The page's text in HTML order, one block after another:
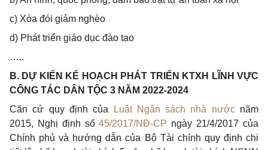
c) Xóa đói giảm nghèo
d) Phát triển giáo dục đào tạo
…..
B. DỰ KIẾN KẾ HOẠCH PHÁT TRIỂN KTXH LĨNH VỰC
CÔNG TÁC DÂN TỘC 3 NĂM 2022-2024
Căn cứ quy định của
Luật Ngân sách nhà nướcnăm
2015, Nghị định số45/2017/NĐ-CP ngày 21/4/2017 của
Chính phủ và hướng dẫn của Bộ Tài chính quy định chi